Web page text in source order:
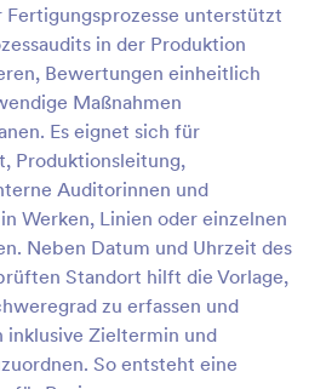
unterstützt
in der Produktion
Bewertungen einheitlich
Maßnahmen
Es eignet sich für
Produktionsleitung,
Auditorinnen und
Werken, Linien oder einzelnen
Neben Datum und Uhrzeit des
Standort hilft die Vorlage,
zu erfassen und
inklusive Zieltermin und
So entsteht eine
Vorschau